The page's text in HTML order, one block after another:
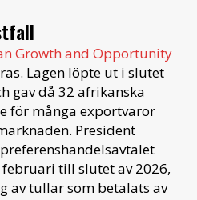
Growth and Opportunity
Lagen löpte ut i slutet
gav då 32 afrikanska
för många exportvaror
President
till slutet av 2026,
av tullar som betalats av